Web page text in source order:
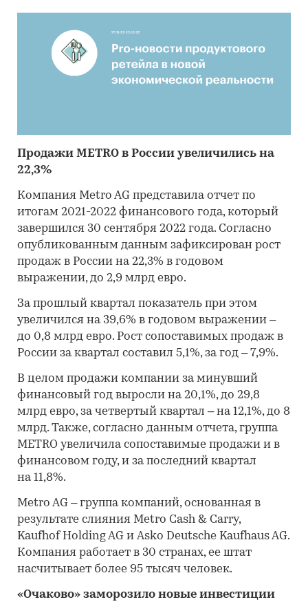
Продажи METRO в России увеличились на
22,3%
Компания Metro AG представила отчет по
итогам 2021-2022 финансового года, который
завершился 30 сентября 2022 года. Согласно
опубликованным данным зафиксирован рост
продаж в России на 22,3% в годовом
выражении, до 2,9 млрд евро.
За прошлый квартал показатель при этом
увеличился на 39,6% в годовом выражении –
до 0,8 млрд евро. Рост сопоставимых продаж в
России за квартал составил 5,1%, за год – 7,9%.
В целом продажи компании за минувший
финансовый год выросли на 20,1%, до 29,8
млрд евро, за четвертый квартал – на 12,1%, до 8
млрд. Также, согласно данным отчета, группа
METRO увеличила сопоставимые продажи и в
финансовом году, и за последний квартал
на 11,8%.
Metro AG – группа компаний, основанная в
результате слияния Metro Cash & Carry,
Kaufhof Holding AG и Asko Deutsche Kaufhaus AG.
Компания работает в 30 странах, ее штат
насчитывает более 95 тысяч человек.
«Очаково» заморозило новые инвестиции